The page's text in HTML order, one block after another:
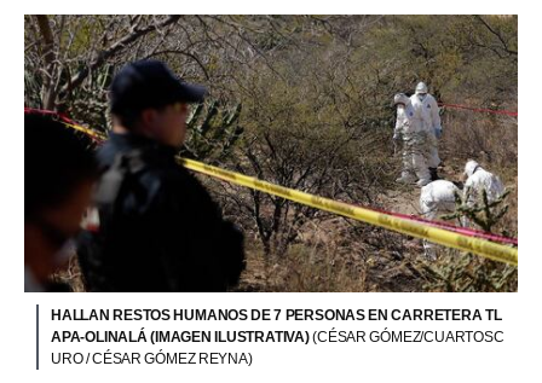
HALLAN RESTOS HUMANOS DE 7 PERSONAS EN CARRETERA TL
APA-OLINALÁ (IMAGEN ILUSTRATIVA)(CÉSAR GÓMEZ/CUARTOSC
URO / CÉSAR GÓMEZ REYNA)